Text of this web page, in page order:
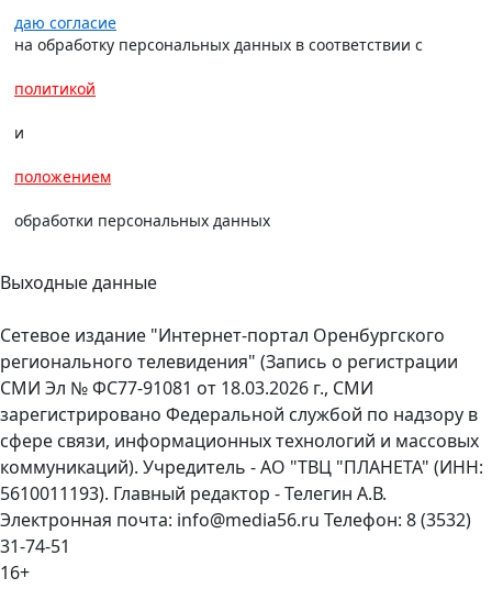
даю согласие
на обработку персональных данных в соответствии с
политикой
и
положением
обработки персональных данных
Выходные данные
Сетевое издание "Интернет-портал Оренбургского
регионального телевидения" (Запись о регистрации
СМИ Эл № ФС77-91081 от 18.03.2026 г., СМИ
зарегистрировано Федеральной службой по надзору в
сфере связи, информационных технологий и массовых
коммуникаций). Учредитель - АО "ТВЦ "ПЛАНЕТА" (ИНН:
5610011193). Главный редактор - Телегин А.В.
Электронная почта: info@media56.ru Телефон: 8 (3532)
31-74-51
16+